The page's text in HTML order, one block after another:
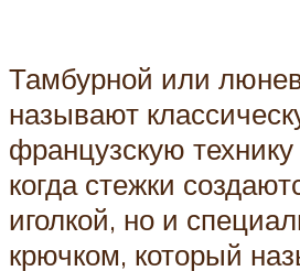
Тамбурной или
называют
французскую
когда стежки
иголкой, но и
крючком, который